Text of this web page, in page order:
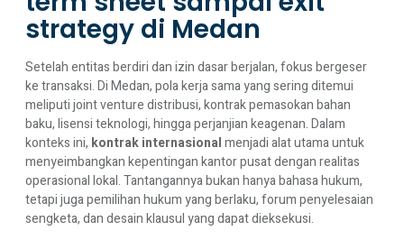
strategy di Medan
Setelah entitas berdiri dan izin dasar berjalan, fokus bergeser
ke transaksi. Di Medan, pola kerja sama yang sering ditemui
meliputi joint venture distribusi, kontrak pemasokan bahan
baku, lisensi teknologi, hingga perjanjian keagenan. Dalam
konteks ini, kontrak internasionalmenjadi alat utama untuk
menyeimbangkan kepentingan kantor pusat dengan realitas
operasional lokal. Tantangannya bukan hanya bahasa hukum,
tetapi juga pemilihan hukum yang berlaku, forum penyelesaian
sengketa, dan desain klausul yang dapat dieksekusi.